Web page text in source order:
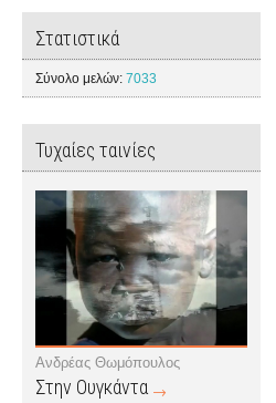
Στατιστικά
Σύνολο μελών: 7033
Τυχαίες ταινίες
Ανδρέας Θωμόπουλος
Στην Ουγκάντα